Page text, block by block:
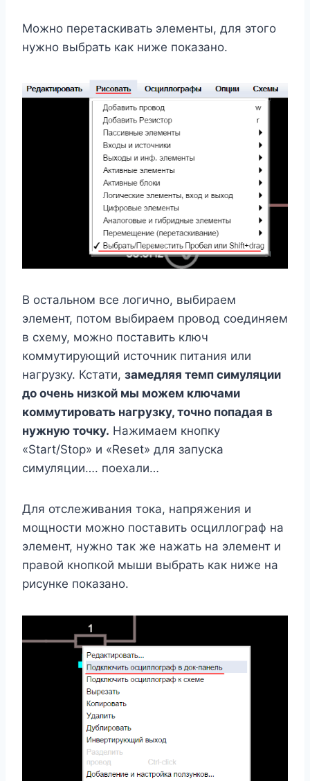
Можно перетаскивать элементы, для этого
нужно выбрать как ниже показано.
В остальном все логично, выбираем
элемент, потом выбираем провод соединяем
в схему, можно поставить ключ
коммутирующий источник питания или
нагрузку. Кстати, замедляя темп симуляции
до очень низкой мы можем ключами
коммутировать нагрузку, точно попадая в
нужную точку. Нажимаем кнопку
«Start/Stop» и «Reset» для запуска
симуляции…. поехали…
Для отслеживания тока, напряжения и
мощности можно поставить осциллограф на
элемент, нужно так же нажать на элемент и
правой кнопкой мыши выбрать как ниже на
рисунке показано.